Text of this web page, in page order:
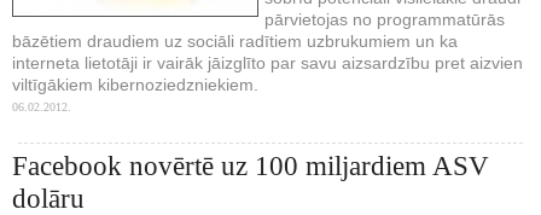
pārvietojas no programmatūrās
bāzētiem draudiem uz sociāli radītiem uzbrukumiem un ka
interneta lietotāji ir vairāk jāizglīto par savu aizsardzību pret aizvien
viltīgākiem kibernoziedzniekiem.
06.02.2012.
Facebook novērtē uz 100 miljardiem ASV
dolāru